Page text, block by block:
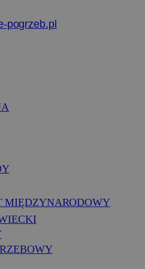
pogrzeb.pl
MIĘDZYNARODOWY